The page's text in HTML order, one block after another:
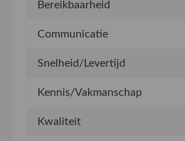
Bereikbaarheid
Communicatie
Snelheid/Levertijd
Kennis/Vakmanschap
Kwaliteit